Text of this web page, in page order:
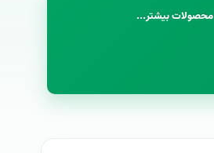
محصولات بیشتر...